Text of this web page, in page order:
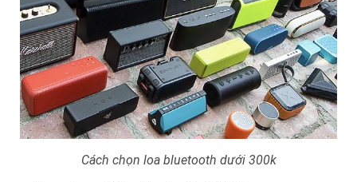
Cách chọn loa bluetooth dưới 300k